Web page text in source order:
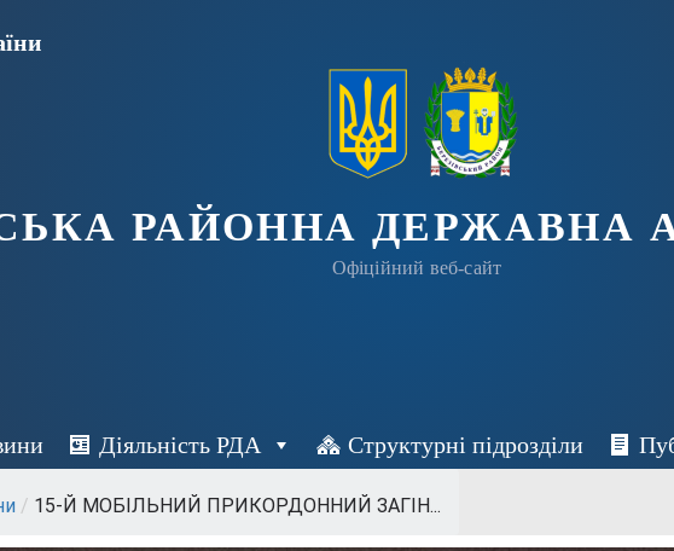
РАЙОННА ДЕРЖАВНА
Офіційний веб-сайт
Діяльність РДА Структурні підрозділи
/ 15-Й МОБІЛЬНИЙ ПРИКОРДОННИЙ ЗАГІН...